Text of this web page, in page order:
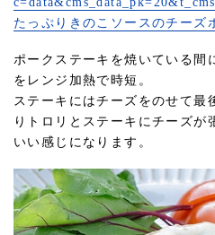
たっぷりきのこソースのチーズ
ポークステーキを焼いている間
をレンジ加熱で時短。
ステーキにはチーズをのせて最
りトロリとステーキにチーズが
いい感じになります。